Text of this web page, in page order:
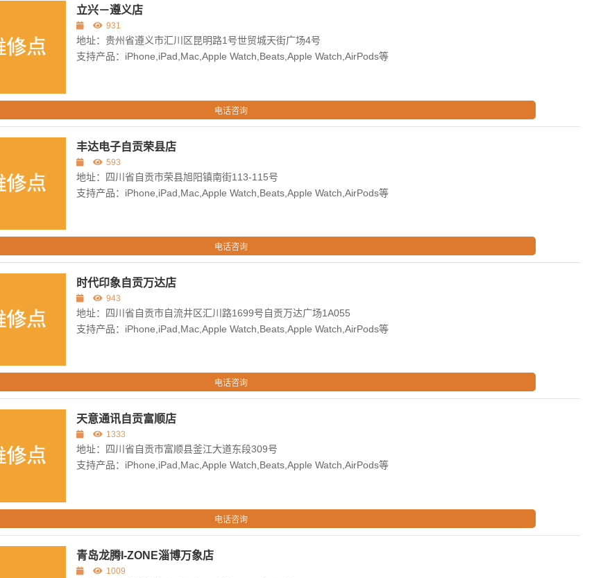
立兴－遵义店
931
地址：贵州省遵义市汇川区昆明路1号世贸城天街广场4号
支持产品：iPhone,iPad,Mac,Apple Watch,Beats,Apple Watch,AirPods等
电话咨询
丰达电子自贡荣县店
593
地址：四川省自贡市荣县旭阳镇南街113-115号
支持产品：iPhone,iPad,Mac,Apple Watch,Beats,Apple Watch,AirPods等
电话咨询
时代印象自贡万达店
943
地址：四川省自贡市自流井区汇川路1699号自贡万达广场1A055
支持产品：iPhone,iPad,Mac,Apple Watch,Beats,Apple Watch,AirPods等
电话咨询
天意通讯自贡富顺店
1333
地址：四川省自贡市富顺县釜江大道东段309号
支持产品：iPhone,iPad,Mac,Apple Watch,Beats,Apple Watch,AirPods等
电话咨询
青岛龙腾I-ZONE淄博万象店
1009